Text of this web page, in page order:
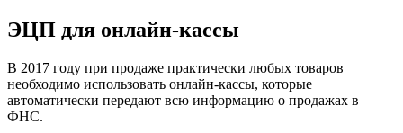
ЭЦП для онлайн-кассы
В 2017 году при продаже практически любых товаров
необходимо использовать онлайн-кассы, которые
автоматически передают всю информацию о продажах в
ФНС.